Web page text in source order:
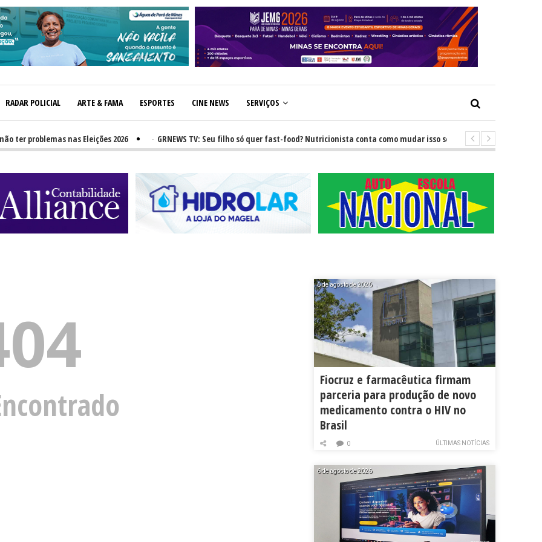
RADAR POLICIAL ARTE & FAMA ESPORTES CINE NEWS SERVIÇOS
problemas nas Eleições 2026 GRNEWS TV: Seu filho só quer fast-food? Nutricionista conta como mudar isso sem brigas -
6 de agosto de 2026
Fiocruz e farmacêutica firmam
parceria para produção de novo
medicamento contra o HIV no
Brasil
ÚLTIMAS NOTÍCIAS
0
6 de agosto de 2026